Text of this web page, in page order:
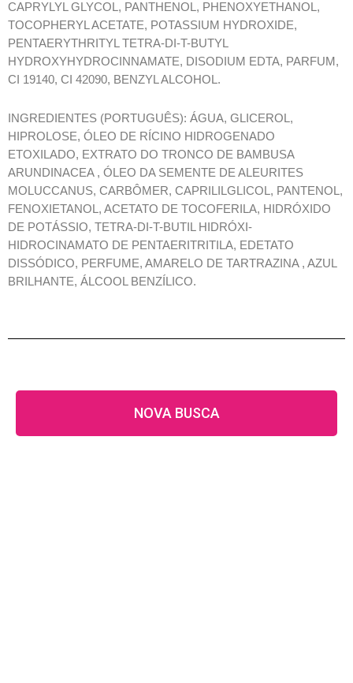
CAPRYLYL GLYCOL, PANTHENOL, PHENOXYETHANOL,
TOCOPHERYL ACETATE, POTASSIUM HYDROXIDE,
PENTAERYTHRITYL TETRA-DI-T-BUTYL
HYDROXYHYDROCINNAMATE, DISODIUM EDTA, PARFUM,
CI 19140, CI 42090, BENZYL ALCOHOL.
INGREDIENTES (PORTUGUÊS): ÁGUA, GLICEROL,
HIPROLOSE, ÓLEO DE RÍCINO HIDROGENADO
ETOXILADO, EXTRATO DO TRONCO DE BAMBUSA
ARUNDINACEA , ÓLEO DA SEMENTE DE ALEURITES
MOLUCCANUS, CARBÔMER, CAPRILILGLICOL, PANTENOL,
FENOXIETANOL, ACETATO DE TOCOFERILA, HIDRÓXIDO
DE POTÁSSIO, TETRA-DI-T-BUTIL HIDRÓXI-
HIDROCINAMATO DE PENTAERITRITILA, EDETATO
DISSÓDICO, PERFUME, AMARELO DE TARTRAZINA , AZUL
BRILHANTE, ÁLCOOL BENZÍLICO.
NOVA BUSCA